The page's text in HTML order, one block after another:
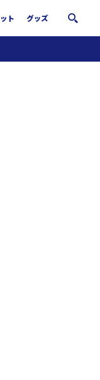
ト グッズ